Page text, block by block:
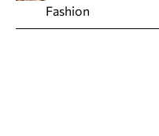
Fashion